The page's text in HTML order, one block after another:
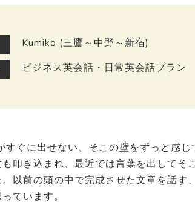
Kumiko (三鷹～中野～新宿)
ビジネス英会話・日常英会話プラン
ぐに出せない、そこの壁をずっと感じ
叩き込まれ、最近では言葉を出してそ
以前の頭の中で完成させた文章を話す
ています。